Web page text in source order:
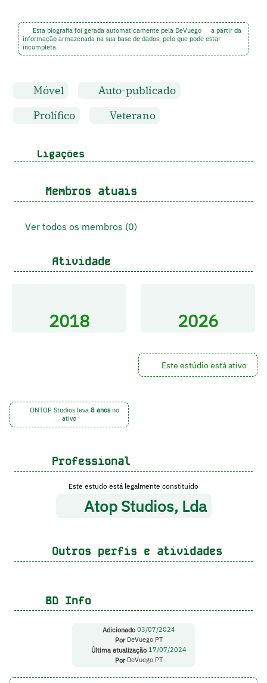
Esta biografia foi gerada automaticamente pela DeVuego
a partir da
informação armazenada na sua base de dados, pelo que pode estar
incompleta.
Móvel
Auto-publicado
Prolífico
Veterano
Ligações
Membros atuais
Ver todos os membros (0)
Atividade
2018 2026
Este estúdio está ativo
ONTOP Studios leva 8 anosno
ativo
Professional
Este estudo está legalmente constituído
Atop Studios, Lda
Outros perfis e atividades
BD Info
Adicionado 03/07/2024
PorDeVuego PT
Última atualização 17/07/2024
PorDeVuego PT